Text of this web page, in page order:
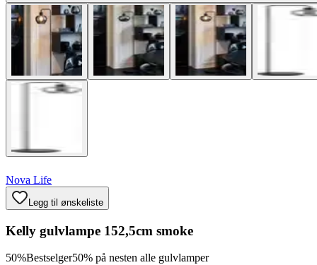
Nova Life
Legg til ønskeliste
Kelly gulvlampe 152,5cm smoke
50%Bestselger50% på nesten alle gulvlamper